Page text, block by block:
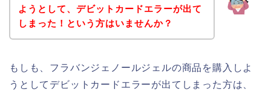
ようとして、デビットカードエラーが出て
しまった！という方はいませんか？
もしも、フラバンジェノールジェルの商品を購入しよ
うとしてデビットカードエラーが出てしまった方は、